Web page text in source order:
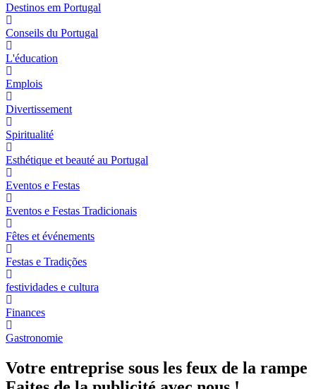
Destinos em Portugal
Conseils du Portugal
L'éducation
Emplois
Divertissement
Spiritualité
Esthétique et beauté au Portugal
Eventos e Festas
Eventos e Festas Tradicionais
Fêtes et événements
Festas e Tradições
festividades e cultura
Finances
Gastronomie
Votre entreprise sous les feux de la rampe